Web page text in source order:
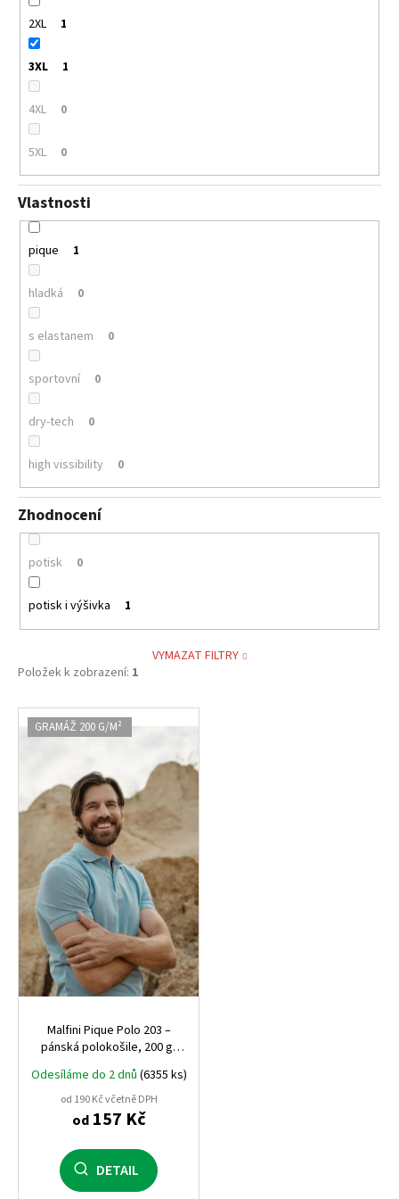
2XL 1
3XL 1
4XL 0
5XL 0
Vlastnosti
pique 1
hladká 0
s elastanem 0
sportovní 0
dry-tech 0
high vissibility 0
Zhodnocení
potisk 0
potisk i výšivka 1
VYMAZAT FILTRY
Položek k zobrazení: 1
V
ý
s
r
o
d
u
k
t
ů
GRAMÁŽ 200 G/M²
Malfini Pique Polo 203 –
pánská polokošile, 200 g,
pro firemní výšivku
Odesíláme do 2 dnů (6355 ks)
od 190 Kč včetně DPH
od157 Kč
DETAIL